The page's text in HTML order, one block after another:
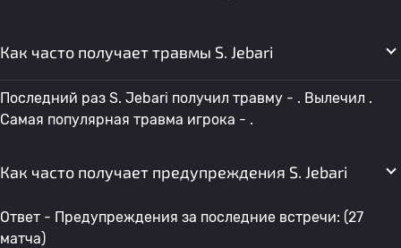
Как часто получает травмы S. Jebari
Последний раз S. Jebari получил травму - . Вылечил .
Самая популярная травма игрока - .
Как часто получает предупреждения S. Jebari
Ответ - Предупреждения за последние встречи: (27
матча)